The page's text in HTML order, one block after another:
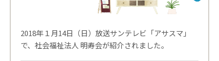
2018年１月14日（日）放送サンテレビ「アサスマ」
で、社会福祉法人 明寿会が紹介されました。